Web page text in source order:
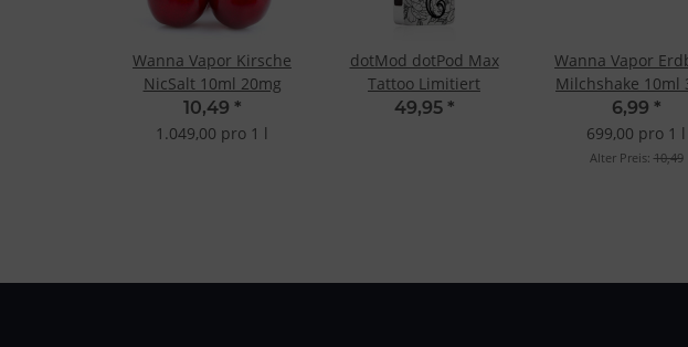
Wanna Vapor Kirsche
NicSalt 10ml 20mg
10,49 *
1.049,00 pro 1 l
dotMod dotPod Max
Tattoo Limitiert
49,95 *
Wanna Vapor
Milchshake 10ml
6,99 *
699,00 pro 1 l
Alter Preis: 10,49